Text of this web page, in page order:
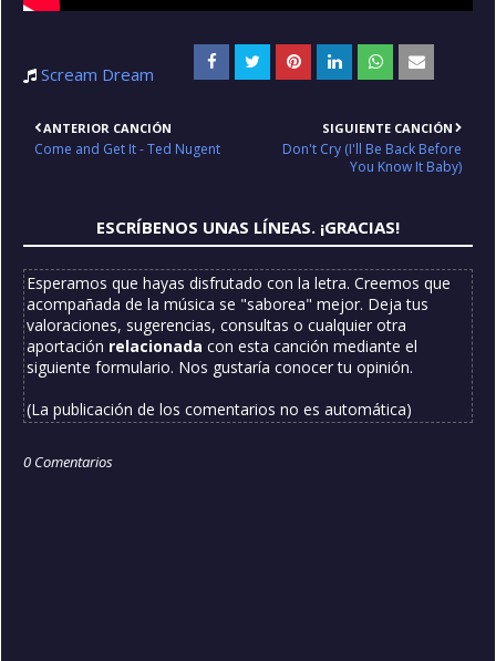
Scream Dream
ANTERIOR CANCIÓN
Come and Get It - Ted Nugent
SIGUIENTE CANCIÓN
Don't Cry (I'll Be Back Before
You Know It Baby)
ESCRÍBENOS UNAS LÍNEAS. ¡GRACIAS!
Esperamos que hayas disfrutado con la letra. Creemos que
acompañada de la música se "saborea" mejor. Deja tus
valoraciones, sugerencias, consultas o cualquier otra
aportación relacionada con esta canción mediante el
siguiente formulario. Nos gustaría conocer tu opinión.
(La publicación de los comentarios no es automática)
0 Comentarios